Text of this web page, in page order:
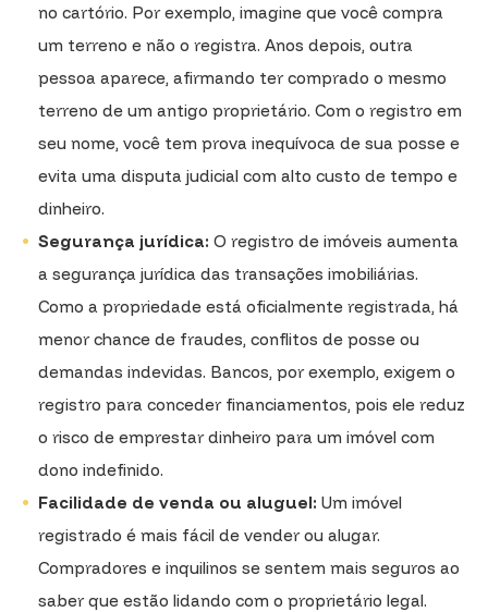
no cartório. Por exemplo, imagine que você compra
um terreno e não o registra. Anos depois, outra
pessoa aparece, afirmando ter comprado o mesmo
terreno de um antigo proprietário. Com o registro em
seu nome, você tem prova inequívoca de sua posse e
evita uma disputa judicial com alto custo de tempo e
dinheiro.
Segurança jurídica: O registro de imóveis aumenta
a segurança jurídica das transações imobiliárias.
Como a propriedade está oficialmente registrada, há
menor chance de fraudes, conflitos de posse ou
demandas indevidas. Bancos, por exemplo, exigem o
registro para conceder financiamentos, pois ele reduz
o risco de emprestar dinheiro para um imóvel com
dono indefinido.
Facilidade de venda ou aluguel: Um imóvel
registrado é mais fácil de vender ou alugar.
Compradores e inquilinos se sentem mais seguros ao
saber que estão lidando com o proprietário legal.